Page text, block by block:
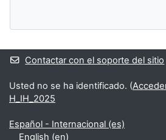
Contactar con el soporte del sitio
Usted no se ha identificado. (
H_IH_2025
Español - Internacional ‎(es)‎
English ‎(en)‎